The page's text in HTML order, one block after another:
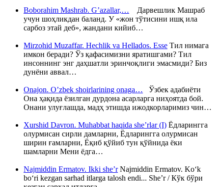
Boborahim Mashrab. G’azallar,… Дарвешлик Машраб
учун шоҳликдан баланд. У «жон тўтисини ишқ ила
сарбоз этай деб», жандани кийиб…
Mirzohid Muzaffar. Hechlik va Hellados. Esse Тил нимага
имкон беради? Ўз қафасимизни яратишгами? Тил
инсоннинг энг даҳшатли эринчоқлиги эмасмиди? Биз
дунёни аввал…
Onajon. O’zbek shoirlarining onaga… Ўзбек адабиёти
Она ҳақида ёзилган дурдона асарларга ниҳоятда бой.
Онани улуғлашда, мадҳ этишда ижодкорларимиз чин…
Xurshid Davron. Muhabbat haqida she’rlar (I) Ёдларингга
олурмисан сирли дамларни, Ёдларингга олурмисан
ширин ғамларни, Ёқиб қўйиб тун қўйнида ёки
шамларни Мени ёдга…
Najmiddin Ermatov. Ikki she’rNajmiddin Ermatov. Ko‘k
bo‘ri kezgan sarhad itlarga talosh endi... She’r / Кўк бўри